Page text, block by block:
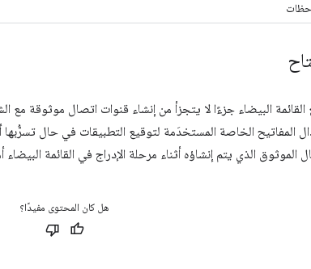
البيضاء جزءًا لا يتجزأ من إنشاء قنوات اتصال موثوقة مع
المفاتيح الخاصة المستخدَمة لتوقيع التطبيقات في حال
الموثوق الذي يتم إنشاؤه أثناء مرحلة الإدراج في القائمة
هل كان المحتوى مفيدًا؟